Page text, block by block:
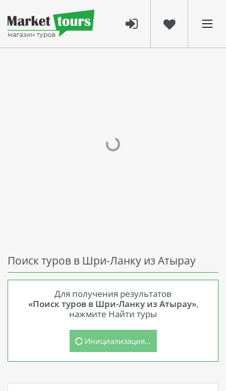
Поиск туров в Шри-Ланку из Атырау
Для получения результатов
«Поиск туров в Шри-Ланку из Атырау»,
нажмите Найти туры
Инициализация...